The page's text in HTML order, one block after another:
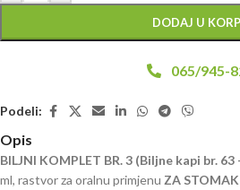
DODAJ U
065/945-
Podeli:
Opis
BILJNI KOMPLET BR. 3 (Biljne kapi br.
ml, rastvor za oralnu primjenu ZA STOMAK